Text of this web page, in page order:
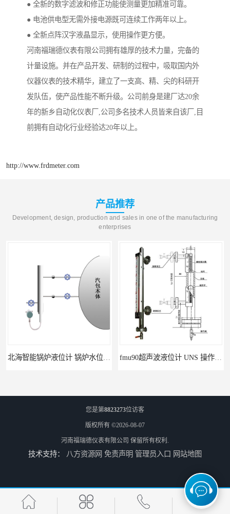
● 全新的数字滤波和修正功能使测量更加精准可靠。
● 电池供电型无需外接电源既可连续工作两年以上。
● 全新点阵汉字液晶显示，使用操作更方便。
河南福瑞德仪表有限公司拥有雄厚的技术力量，完备的
计量设施。并在产品开发、研制的过程中，吸取国内外
仪器仪表的技术精华，建立了一支高、精、尖的科研开
发队伍，使产品性能不断升级。公司前身是建厂达20余
年的新乡自动化仪表厂,公司多名技术人员皆来自该厂,目
前拥有自动化行业经验达20年以上。
http://www.frdmeter.com
产品推荐
Development, design, production and sales in one of the manufacturing
enterprises
北海智能锅炉液位计 锅炉水位计厂商 自动适应自动校准 fmu90超声波液位计 UNS 操作简单
FMP43 润滑油雷达液位计 能够提供定制服务 云南高加智能锅炉汽包液位计 窑头窑尾液位计
您是第8823273位访客
版权所有 ©2026-08-07
河南福瑞德仪表有限公司 保留所有权利.
技术支持： 八方资源网 免责声明 管理员入口 网站地图